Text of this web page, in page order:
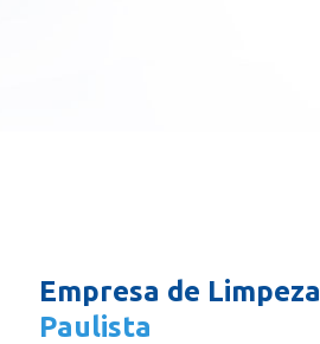
Empresa de Limpeza
Paulista